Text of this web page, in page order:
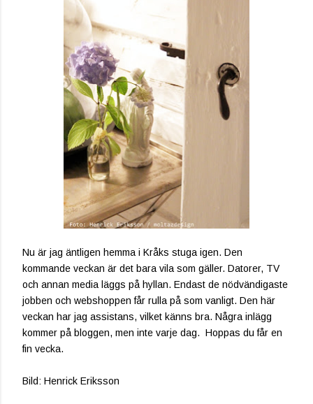
Nu är jag äntligen hemma i Kråks stuga igen. Den
kommande veckan är det bara vila som gäller. Datorer, TV
och annan media läggs på hyllan. Endast de nödvändigaste
jobben och webshoppen får rulla på som vanligt. Den här
veckan har jag assistans, vilket känns bra. Några inlägg
kommer på bloggen, men inte varje dag. Hoppas du får en
fin vecka.
Bild: Henrick Eriksson